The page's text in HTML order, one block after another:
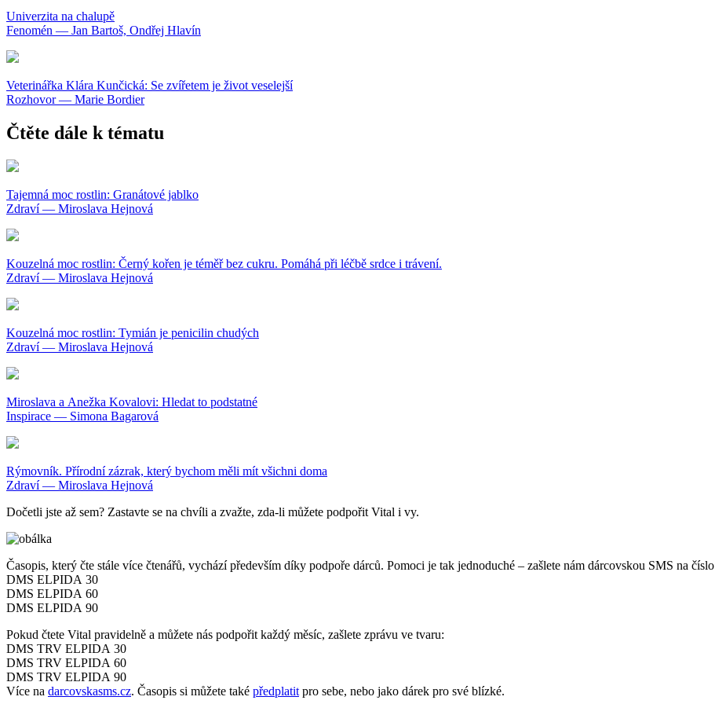
Univerzita na chalupě
Fenomén — Jan Bartoš, Ondřej Hlavín
Veterinářka Klára Kunčická: Se zvířetem je život veselejší
Rozhovor — Marie Bordier
Čtěte dále k tématu
Tajemná moc rostlin: Granátové jablko
Zdraví — Miroslava Hejnová
Kouzelná moc rostlin: Černý kořen je téměř bez cukru. Pomáhá při léčbě srdce i trávení.
Zdraví — Miroslava Hejnová
Kouzelná moc rostlin: Tymián je penicilin chudých
Zdraví — Miroslava Hejnová
Miroslava a Anežka Kovalovi: Hledat to podstatné
Inspirace — Simona Bagarová
Rýmovník. Přírodní zázrak, který bychom měli mít všichni doma
Zdraví — Miroslava Hejnová
Dočetli jste až sem? Zastavte se na chvíli a zvažte, zda-li můžete podpořit Vital i vy.
Časopis, který čte stále více čtenářů, vychází především díky podpoře dárců. Pomoci je tak jednoduché – zašlete nám dárcovskou SMS na číslo
DMS ELPIDA 30
DMS ELPIDA 60
DMS ELPIDA 90
Pokud čtete Vital pravidelně a můžete nás podpořit každý měsíc, zašlete zprávu ve tvaru:
DMS TRV ELPIDA 30
DMS TRV ELPIDA 60
DMS TRV ELPIDA 90
Více na darcovskasms.cz. Časopis si můžete také předplatit pro sebe, nebo jako dárek pro své blízké.